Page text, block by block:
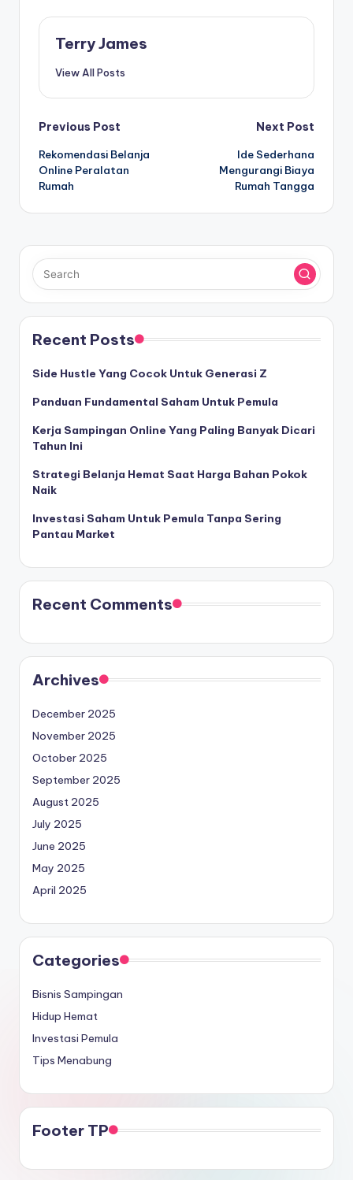
Terry James
View All Posts
Post
navigation
Previous Post
Rekomendasi Belanja
Online Peralatan
Rumah
Next Post
Ide Sederhana
Mengurangi Biaya
Rumah Tangga
Recent Posts
Side Hustle Yang Cocok Untuk Generasi Z
Panduan Fundamental Saham Untuk Pemula
Kerja Sampingan Online Yang Paling Banyak Dicari
Tahun Ini
Strategi Belanja Hemat Saat Harga Bahan Pokok
Naik
Investasi Saham Untuk Pemula Tanpa Sering
Pantau Market
Recent Comments
Archives
December 2025
November 2025
October 2025
September 2025
August 2025
July 2025
June 2025
May 2025
April 2025
Categories
Bisnis Sampingan
Hidup Hemat
Investasi Pemula
Tips Menabung
Footer TP